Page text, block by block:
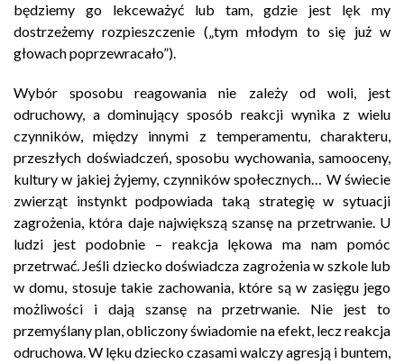
będziemy go lekceważyć lub tam, gdzie jest lęk my
dostrzeżemy rozpieszczenie („tym młodym to się już w
głowach poprzewracało”).
Wybór sposobu reagowania nie zależy od woli, jest
odruchowy, a dominujący sposób reakcji wynika z wielu
czynników, między innymi z temperamentu, charakteru,
przeszłych doświadczeń, sposobu wychowania, samooceny,
kultury w jakiej żyjemy, czynników społecznych… W świecie
zwierząt instynkt podpowiada taką strategię w sytuacji
zagrożenia, która daje największą szansę na przetrwanie. U
ludzi jest podobnie – reakcja lękowa ma nam pomóc
przetrwać. Jeśli dziecko doświadcza zagrożenia w szkole lub
w domu, stosuje takie zachowania, które są w zasięgu jego
możliwości i dają szansę na przetrwanie. Nie jest to
przemyślany plan, obliczony świadomie na efekt, lecz reakcja
odruchowa. W lęku dziecko czasami walczy agresją i buntem,